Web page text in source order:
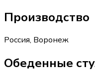
Производство
Россия, Воронеж
Обеденные